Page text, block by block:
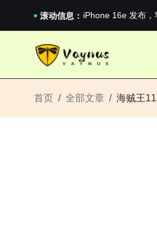
滚动信息： 2026澳网男单收官
《巅峰守卫
首页 全部文章 海贼王